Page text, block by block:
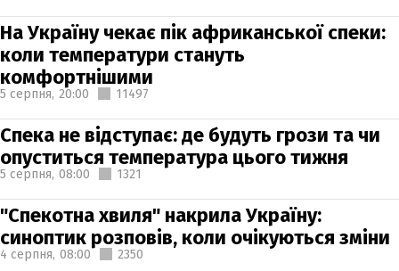
На Україну чекає пік африканської спеки:
коли температури стануть
комфортнішими
5 серпня, 20:00 11497
Спека не відступає: де будуть грози та чи
опуститься температура цього тижня
5 серпня, 08:00 1321
"Спекотна хвиля" накрила Україну:
синоптик розповів, коли очікуються зміни
4 серпня, 08:00 2350